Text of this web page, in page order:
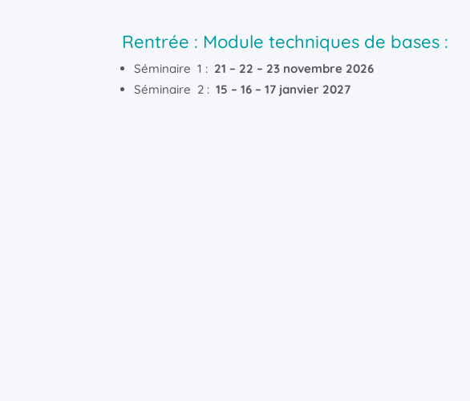
Rentrée : Module techniques de bases :
Séminaire 1 : 21 – 22 – 23 novembre 2026
Séminaire 2 : 15 – 16 – 17 janvier 2027